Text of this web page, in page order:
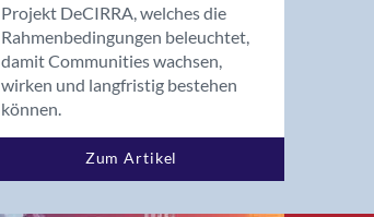
Projekt DeCIRRA, welches die
Rahmenbedingungen beleuchtet,
damit Communities wachsen,
wirken und langfristig bestehen
können.
Zum Artikel